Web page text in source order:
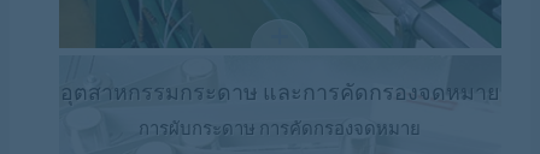
อุตสาหกรรมกระดาษ และการคัดกรองจดหมาย
การผับกระดาษ การคัดกรองจดหมาย